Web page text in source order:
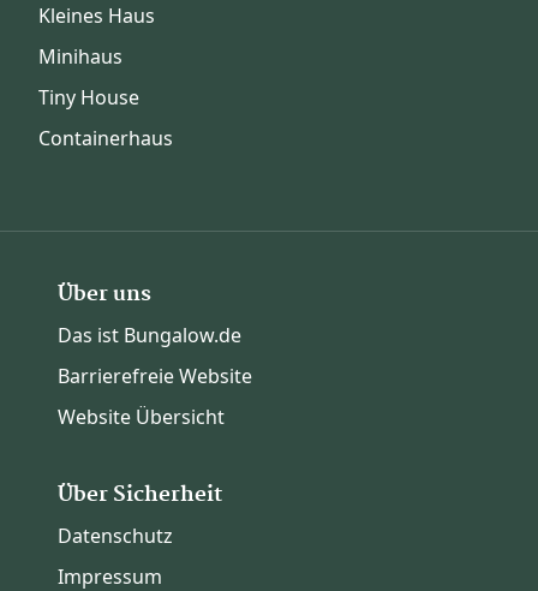
Kleines Haus
Minihaus
Tiny House
Containerhaus
Über uns
Das ist Bungalow.de
Barrierefreie Website
Website Übersicht
Über Sicherheit
Datenschutz
Impressum